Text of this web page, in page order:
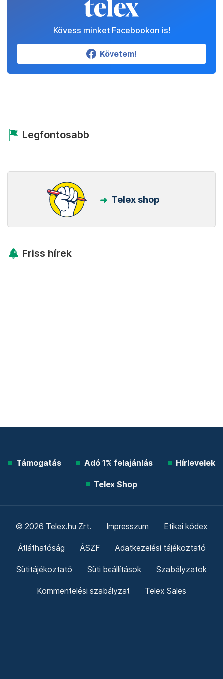
Kövess minket Facebookon is!
Követem!
Legfontosabb
Telex shop
Friss hírek
Támogatás Adó 1% felajánlás Hírlevelek
Telex Shop
© 2026 Telex.hu Zrt. Impresszum Etikai kódex
Átláthatóság ÁSZF Adatkezelési tájékoztató
Sütitájékoztató Süti beállítások Szabályzatok
Kommentelési szabályzat Telex Sales